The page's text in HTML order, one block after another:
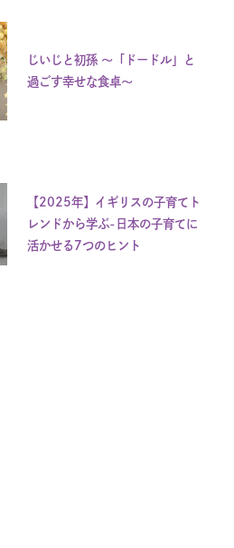
じいじと初孫 ～「ドードル」と
過ごす幸せな食卓～
【2025年】イギリスの子育てト
レンドから学ぶ-日本の子育てに
活かせる7つのヒント